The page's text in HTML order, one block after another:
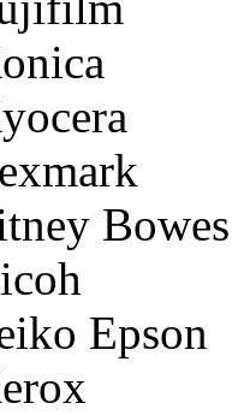
Bowes
Epson